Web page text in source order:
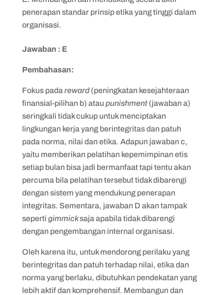
penerapan standar prinsip etika yang tinggi dalam
organisasi.
Jawaban : E
Pembahasan:
Fokus pada reward(peningkatan kesejahteraan
finansial-pilihan b) atau punishment(jawaban a)
seringkali tidak cukup untuk menciptakan
lingkungan kerja yang berintegritas dan patuh
pada norma, nilai dan etika. Adapun jawaban c,
yaitu memberikan pelatihan kepemimpinan etis
setiap bulan bisa jadi bermanfaat tapi tentu akan
percuma bila pelatihan tersebut tidak dibarengi
dengan sistem yang mendukung penerapan
integritas. Sementara, jawaban D akan tampak
seperti gimmicksaja apabila tidak dibarengi
dengan pengembangan internal organisasi.
Oleh karena itu, untuk mendorong perilaku yang
berintegritas dan patuh terhadap nilai, etika dan
norma yang berlaku, dibutuhkan pendekatan yang
lebih aktif dan komprehensif. Membangun dan